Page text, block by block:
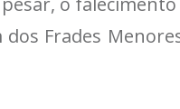
Frades